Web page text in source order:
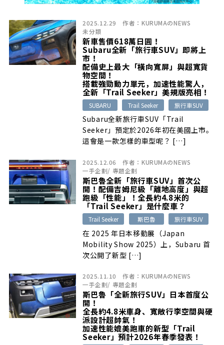
2025.12.29 作者： KURUMAのNEWS
未分類
新車售價618萬日圓！
Subaru全新「旅行車SUV」即將上
市！
配備史上最大「橫向寬屏」與超寬貨
物空間！
搭載強勁動力單元，加速性能驚人，
全新「Trail Seeker」美規版亮相！
SUBARU Trail Seeker 旅行車SUV
Subaru全新旅行車SUV「Trail
Seeker」預定於2026年初在美國上市。
這會是一款怎樣的車型呢？ […]
2025.12.06 作者： KURUMAのNEWS
一手企劃/ 專題企劃
斯巴魯全新「旅行車SUV」首次公
開！配備吉姆尼級「離地高度」與超
跑級「性能」！全長約4.8米的
「Trail Seeker」是什麼車？
Trail Seeker 斯巴魯 旅行車SUV
在 2025 年日本移動展（Japan
Mobility Show 2025）上，Subaru 首
次公開了新型 […]
2025.11.10 作者： KURUMAのNEWS
一手企劃/ 專題企劃
斯巴魯「全新旅行SUV」日本首度公
開！
全長約4.8米車身、寬敞行李空間與硬
派設計超帥氣！
加速性能媲美跑車的新型「Trail
Seeker」預計2026年春季發表！